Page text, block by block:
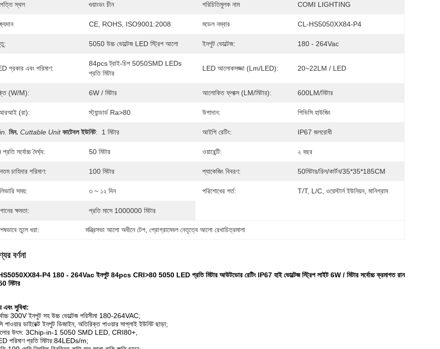
স্থল গুয়াংডং চীন পরিচিতিমুলক নাম COMI LIGHTING
CE, ROHS, ISO9001:2008 মডেল নম্বার CL-HS5050XX84-P4
5050 উচ্চ ভোল্টেজ LED স্ট্রিপ আলো ইনপুট ভোল্টেজ: 180 - 264Vac
প্রকার এবং পরিমাণ:
84pcs ট্রাই-চিপ 5050SMD LEDs
প্রতি মিটার
LED আলোকসজ্জা (lm/LED): 20~22LM / LED
(W/M): 6W / মিটার আলোকিত ফ্লাক্স (LM/মিটার): 600LM/মিটার
(রা): স্ট্যান্ডার্ড Ra>80 উপাদান: পিভিসি হাউজিং
মিন. Cuttable Unit কাটেবল ইউনিট: 1 মিটার আইপি রেটিং: IP67 জলরোধী
প্রতি সর্বোচ্চ দৈর্ঘ্য: 50 মিটার ওয়ারেন্টি: ২ বছর
চাহিদার পরিমাণ: 100 মিটার প্যাকেজিং বিবরণ: 50মিটার/রিল/কার্টন/35*35*185CM
সময়: ৩ ~ ১২ দিন পরিশোধের শর্ত: T/T, L/C, ওয়েস্টার্ন ইউনিয়ন, মানিগ্রাম
ক্ষমতা: প্রতি মাসে 1000000 মিটার
তুলে ধরা: মন্ত্রিসভা আলো অধীনে টেপ , প্রোগ্রামেবল নেতৃত্বে আলো রেখাচিত্রমালা
বর্ণনা
P4 180 - 264Vac ইনপুট 84pcs CRI>80 5050 LED প্রতি মিটার আউটডোর রেটিং IP67 হাই ভোল্টেজ স্ট্রিপ লাইট 6W / মিটার সর্বোচ্চ ক্রমাগত রান
মিটার
এবং সুবিধা:
300V ইনপুট সহ উচ্চ ভোল্টেজ পরিসীমা 180-264VAC;
পাওয়ার ডাইরেক্ট ইনপুট ডিজাইন, অতিরিক্ত পাওয়ার সাপ্লাই ইউনিট ছাড়া;
উৎস: 3Chip-in-1 5050 SMD LED, CRI80+,
পরিমাণ প্রতি মিটার:84LEDs/m;